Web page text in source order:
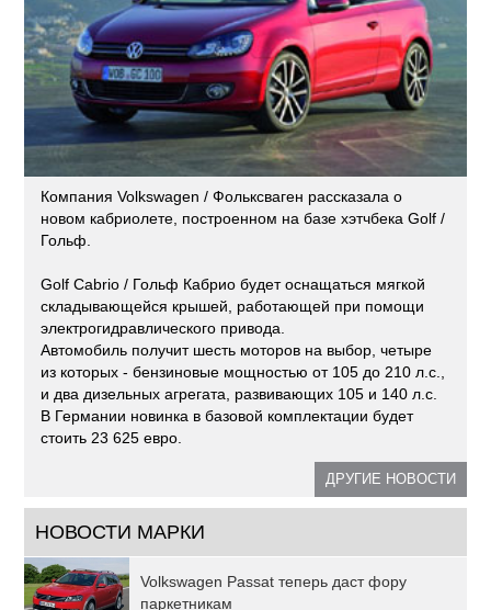
Компания Volkswagen / Фольксваген рассказала о
новом кабриолете, построенном на базе хэтчбека Golf /
Гольф.
Golf Cabrio / Гольф Кабрио будет оснащаться мягкой
складывающейся крышей, работающей при помощи
электрогидравлического привода.
Автомобиль получит шесть моторов на выбор, четыре
из которых - бензиновые мощностью от 105 до 210 л.с.,
и два дизельных агрегата, развивающих 105 и 140 л.с.
В Германии новинка в базовой комплектации будет
стоить 23 625 евро.
ДРУГИЕ НОВОСТИ
НОВОСТИ МАРКИ
Volkswagen Passat теперь даст фору
паркетникам